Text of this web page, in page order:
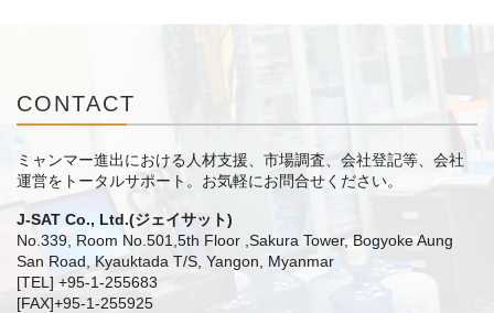
CONTACT
ミャンマー進出における人材支援、市場調査、会社登記等、会社
運営をトータルサポート。 お気軽にお問合せください。
J-SAT Co., Ltd.(ジェイサット)
No.339, Room No.501,5th Floor ,Sakura Tower, Bogyoke Aung
San Road, Kyauktada T/S, Yangon, Myanmar
[TEL] +95-1-255683
[FAX]+95-1-255925